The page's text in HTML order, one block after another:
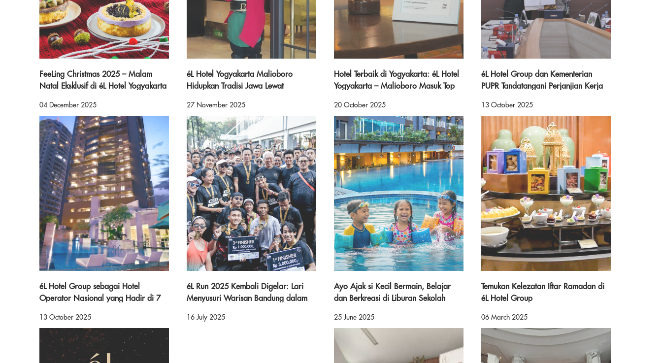
FeeLing Christmas 2025 – Malam
Natal Eksklusif di éL Hotel Yogyakarta
04 December 2025
éL Hotel Yogyakarta Malioboro
Hidupkan Tradisi Jawa Lewat
27 November 2025
Hotel Terbaik di Yogyakarta: éL Hotel
Yogyakarta – Malioboro Masuk Top
Travelers’ Choice Award 2025
20 October 2025
éL Hotel Group dan Kementerian
PUPR Tandatangani Perjanjian Kerja
Wisma Werdhapura, Sanur – Bali
13 October 2025
éL Hotel Group sebagai Hotel
Operator Nasional yang Hadir di 7
13 October 2025
éL Run 2025 Kembali Digelar: Lari
Menyusuri Warisan Bandung dalam
16 July 2025
Ayo Ajak si Kecil Bermain, Belajar
dan Berkreasi di Liburan Sekolah
25 June 2025
Temukan Kelezatan Iftar Ramadan di
éL Hotel Group
06 March 2025